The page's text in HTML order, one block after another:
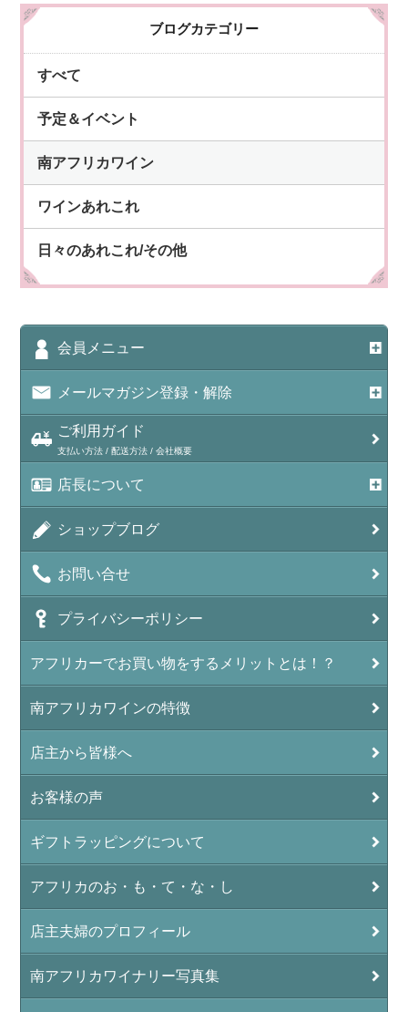
ブログカテゴリー
すべて
予定＆イベント
南アフリカワイン
ワインあれこれ
日々のあれこれ/その他
会員メニュー
メールマガジン登録・解除
ご利用ガイド
支払い方法 / 配送方法 / 会社概要
店長について
ショップブログ
お問い合せ
プライバシーポリシー
アフリカーでお買い物をするメリットとは！？
南アフリカワインの特徴
店主から皆様へ
お客様の声
ギフトラッピングについて
アフリカのお・も・て・な・し
店主夫婦のプロフィール
南アフリカワイナリー写真集